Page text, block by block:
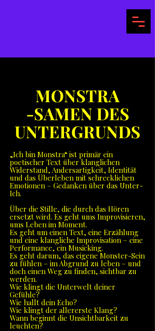
MONSTRA
-SAMEN DES
UNTERGRUNDS
„Ich bin Monstra“ ist primär ein
poetischer Text über klanglichen
Widerstand, Andersartigkeit, Identität
und das Überleben mit schrecklichen
Emotionen – Gedanken über das Unter-
Ich.
Über die Stille, die durch das Hören
ersetzt wird. Es geht ums Improvisieren,
ums Leben im Moment.
Es geht um einen Text, eine Erzählung
und eine klangliche Improvisation – eine
Performance, ein Musicking.
Es geht darum, das eigene Monster-Sein
zu fühlen – im Abgrund zu leben – und
doch einen Weg zu finden, sichtbar zu
werden.
Wie klingt die Unterwelt deiner
Gefühle?
Wie hallt dein Echo?
Wie klingt der allererste Klang?
Wann beginnt die Unsichtbarkeit zu
leuchten?